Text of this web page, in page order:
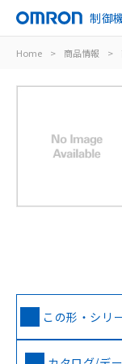
制御
Home > 商品情報 >
この形・シリ